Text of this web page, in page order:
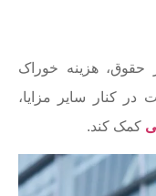
حقوق، هزینه خوراک
در کنار سایر مزایا،
کمک کند.